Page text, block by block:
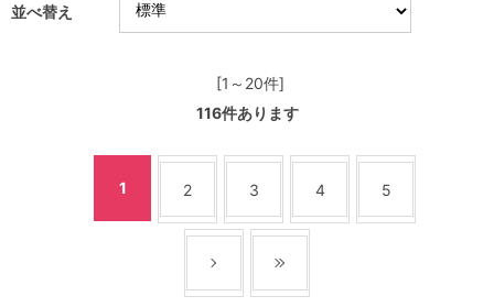
並べ替え
[1～20件]
116件あります
1 2 3 4 5